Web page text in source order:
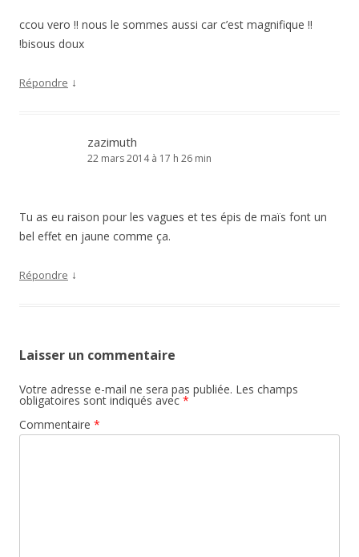
ccou vero !! nous le sommes aussi car c’est magnifique !!
!bisous doux
Répondre ↓
zazimuth
22 mars 2014 à 17 h 26 min
Tu as eu raison pour les vagues et tes épis de maïs font un
bel effet en jaune comme ça.
Répondre ↓
Laisser un commentaire
Votre adresse e-mail ne sera pas publiée. Les champs
obligatoires sont indiqués avec *
Commentaire *